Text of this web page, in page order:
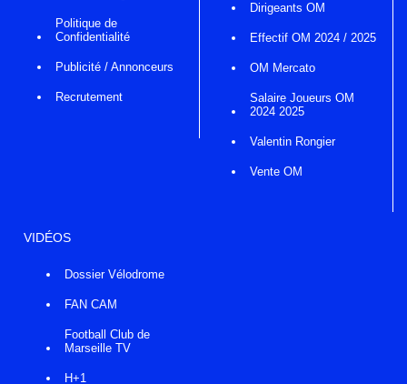
Politique de
Confidentialité
Publicité / Annonceurs
Recrutement
Dirigeants OM
Effectif OM 2024 / 2025
OM Mercato
Salaire Joueurs OM
2024 2025
Valentin Rongier
Vente OM
VIDÉOS
Dossier Vélodrome
FAN CAM
Football Club de
Marseille TV
H+1